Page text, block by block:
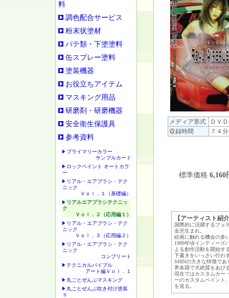
料
調色配合サービス
粉末状塗材
パテ類・下塗塗料
缶スプレー塗料
塗装機器
お役立ちアイテム
マスキング用品
研磨剤・研磨機器
安全衛生保護具
参考資料
プライマリーカラー
サンプルカード
ロックペイント オートカラ
ー
リアル・エアブラシ・テク
ニック
Ｖｏｌ．１（基礎編）
リアルエアブラシテクニッ
ク
Ｖｏｌ．２（応用編１）
リアル・エアブラシ・テク
ニック
Ｖｏｌ．３（応用編２）
リアル・エアブラシ・テク
ニック
コンプリート
テクニカルバイブル
アート編Ｖｏｌ．１
丸ごとぜんぶマスキング
丸ごとぜんぶ吹き付け塗装
Ⅱ
メディア形式
ＤＶ
収録時間
７４
標準価格 6,160
【アーティスト紹
国際的に活躍するフェ
金沢生まれ。
絵画に触れる機会の多
1989年頃インディーズ
よる創作活動を開始す
下書きをいっさい行わ
SHINの大きな特徴で
界各国で大絶賛をあび
現在ではカスタムカー
ーのカスタムペイント
を送る。